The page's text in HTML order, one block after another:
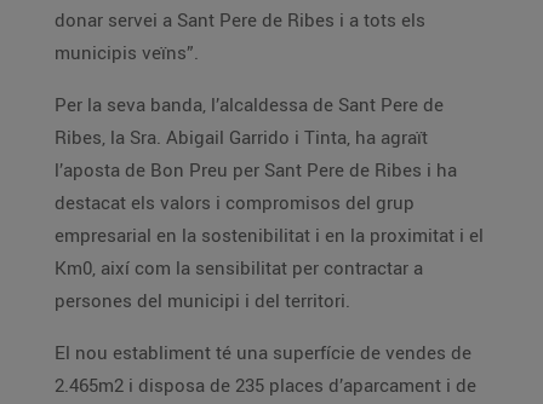
donar servei a Sant Pere de Ribes i a tots els
municipis veïns”.
Per la seva banda, l’alcaldessa de Sant Pere de
Ribes, la Sra. Abigail Garrido i Tinta, ha agraït
l’aposta de Bon Preu per Sant Pere de Ribes i ha
destacat els valors i compromisos del grup
empresarial en la sostenibilitat i en la proximitat i el
Km0, així com la sensibilitat per contractar a
persones del municipi i del territori.
El nou establiment té una superfície de vendes de
2.465m2 i disposa de 235 places d’aparcament i de